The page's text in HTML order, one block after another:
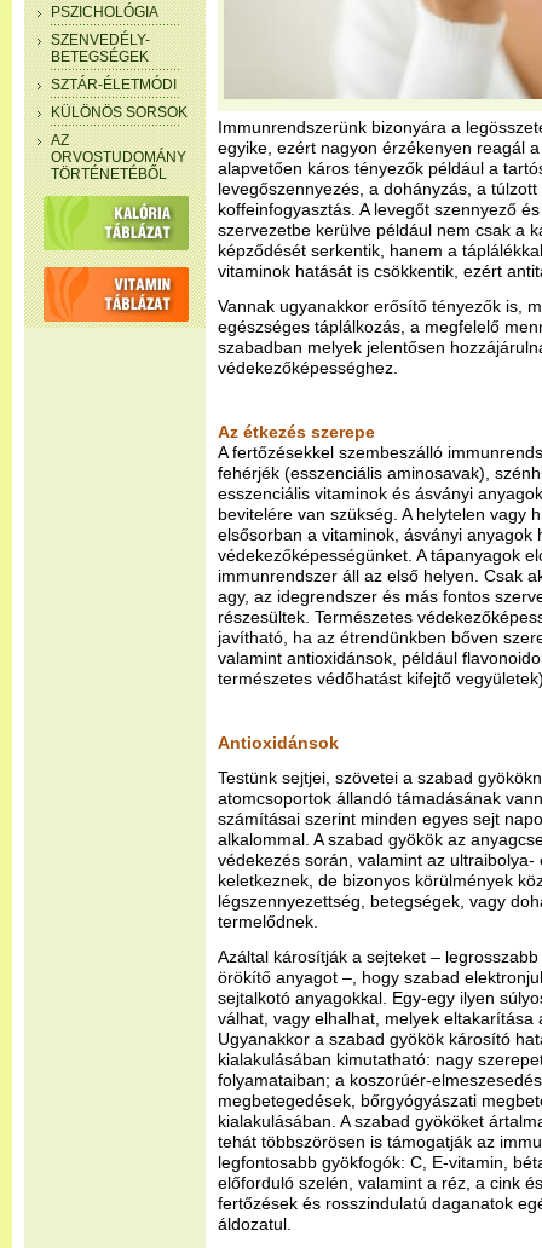
PSZICHOLÓGIA
SZENVEDÉLY-
BETEGSÉGEK
SZTÁR-ÉLETMÓDI
KÜLÖNÖS SORSOK
AZ
ORVOSTUDOMÁNY
TÖRTÉNETÉBŐL
Immunrendszerünk bizonyára a
egyike, ezért nagyon érzékenyen reagál
alapvetően káros tényezők például a
levegőszennyezés, a dohányzás, a
koffeinfogyasztás. A levegőt szennyező
szervezetbe kerülve például nem csak a
képződését serkentik, hanem a
vitaminok hatását is csökkentik, ezért
Vannak ugyanakkor erősítő tényezők is,
egészséges táplálkozás, a megfelelő
szabadban melyek jelentősen
védekezőképességhez.
Az étkezés szerepe
A fertőzésekkel szembeszálló
fehérjék (esszenciális aminosavak),
esszenciális vitaminok és ásványi
bevitelére van szükség. A helytelen vagy
elsősorban a vitaminok, ásványi anyagok
védekezőképességünket. A tápanyagok
immunrendszer áll az első helyen. Csak
agy, az idegrendszer és más fontos
részesültek. Természetes
javítható, ha az étrendünkben bőven
valamint antioxidánsok, például
természetes védőhatást kifejtő
Antioxidánsok
Testünk sejtjei, szövetei a szabad
atomcsoportok állandó támadásának
számításai szerint minden egyes sejt
alkalommal. A szabad gyökök az
védekezés során, valamint az
keletkeznek, de bizonyos körülmények
légszennyezettség, betegségek, vagy
termelődnek.
Azáltal károsítják a sejteket –
örökítő anyagot –, hogy szabad
sejtalkotó anyagokkal. Egy-egy ilyen
válhat, vagy elhalhat, melyek eltakarítása
Ugyanakkor a szabad gyökök károsító
kialakulásában kimutatható: nagy
folyamataiban; a koszorúér-
megbetegedések, bőrgyógyászati
kialakulásában. A szabad gyököket
tehát többszörösen is támogatják az
legfontosabb gyökfogók: C, E-vitamin,
előforduló szelén, valamint a réz, a cink
fertőzések és rosszindulatú daganatok
áldozatul.